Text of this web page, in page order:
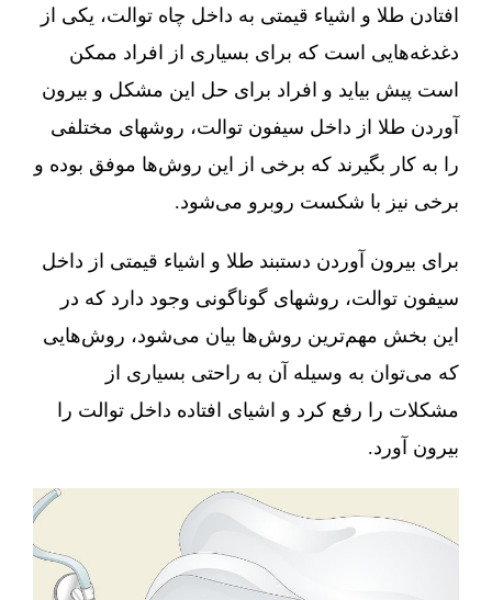
افتادن طلا و اشیاء قیمتی به داخل چاه توالت، یکی از
دغدغه‌هایی است که برای بسیاری از افراد ممکن
است پیش بیاید و افراد برای حل این مشکل و بیرون
آوردن طلا از داخل سیفون توالت، روشهای مختلفی
را به کار بگیرند که برخی از این روش‌ها موفق بوده و
برخی نیز با شکست روبرو می‌شود.
برای بیرون آوردن دستبند طلا و اشیاء قیمتی از داخل
سیفون توالت، روشهای گوناگونی وجود دارد که در
این بخش مهم‌ترین روش‌ها بیان می‌شود، روش‌هایی
که می‌توان به وسیله آن به راحتی بسیاری از
مشکلات را رفع کرد و اشیای افتاده داخل توالت را
بیرون آورد.